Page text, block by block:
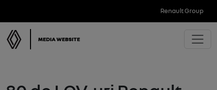
Renault Group